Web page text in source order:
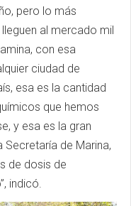
pero lo más
al mercado mil
con esa
ciudad de
esa es la cantidad
que hemos
y esa es la gran
de Marina,
de dosis de
indicó.